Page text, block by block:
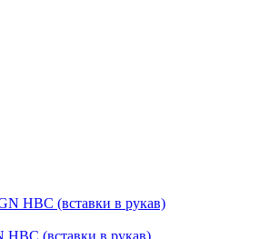
HBC (вставки в рукав)